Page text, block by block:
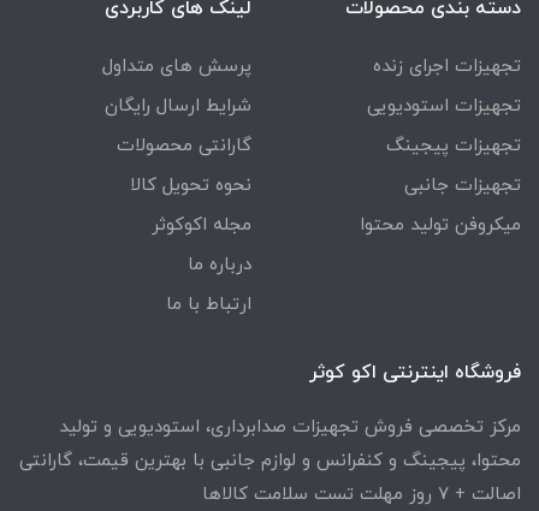
دسته بندی محصولات
تجهیزات اجرای زنده
تجهیزات استودیویی
تجهیزات پیجینگ
تجهیزات جانبی
میکروفن تولید محتوا
لینک های کاربردی
پرسش های متداول
شرایط ارسال رایگان
گارانتی محصولات
نحوه تحویل کالا
مجله اکوکوثر
درباره ما
ارتباط با ما
فروشگاه اینترنتی اکو کوثر
مرکز تخصصی فروش تجهیزات صدابرداری، استودیویی و تولید
محتوا، پیجینگ و کنفرانس و لوازم جانبی با بهترین قیمت، گارانتی
اصالت + ۷ روز مهلت تست سلامت کالاها